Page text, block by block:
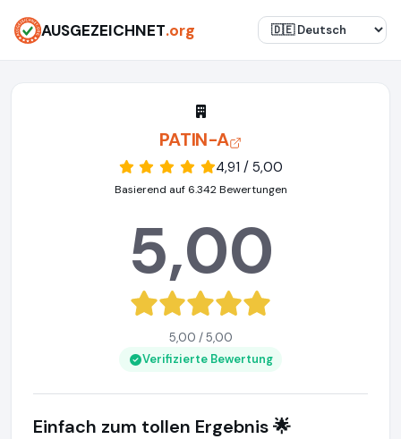
AUSGEZEICHNET.org
PATIN-A
4,91 / 5,00
Basierend auf 6.342 Bewertungen
5,00
5,00 / 5,00
Verifizierte Bewertung
Einfach zum tollen Ergebnis 🌟